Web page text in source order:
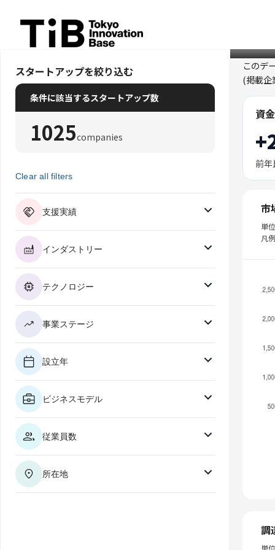
スタートアップを絞り込む
条件に該当するスタートアップ数
1025companies
Clear all filters
支援実績
インダストリー
テクノロジー
事業ステージ
設立年
ビジネスモデル
従業員数
所在地
このデ
(掲載企
資
前
市
単
凡
調
単